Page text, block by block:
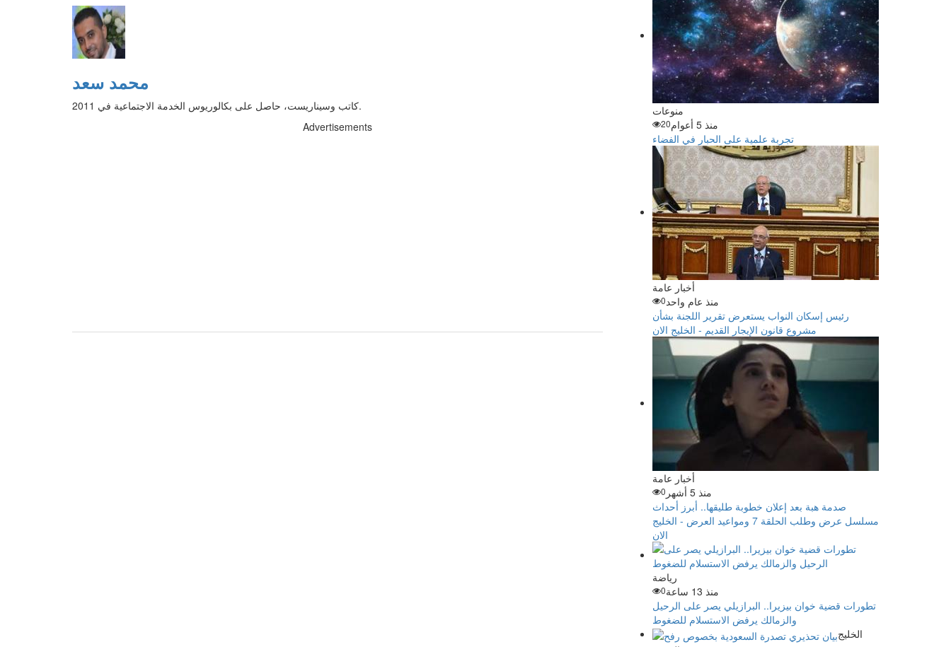
محمد سعد
كاتب وسيناريست، حاصل على بكالوريوس الخدمة الاجتماعية في 2011.
Advertisements
منوعات
منذ 5 أعوام
20
تجربة علمية على الحبار في الفضاء
أخبار عامة
منذ عام واحد0
رئيس إسكان النواب يستعرض تقرير اللجنة بشأن
مشروع قانون الإيجار القديم - الخليج الان
أخبار عامة
منذ 5 أشهر
0
صدمة هبة بعد إعلان خطوبة طليقها.. أبرز أحداث
مسلسل عرض وطلب الحلقة 7 ومواعيد العرض - الخليج
الان
رياضة
منذ 13 ساعة
0
تطورات قضية خوان بيزيرا.. البرازيلي يصر على الرحيل
والزمالك يرفض الاستسلام للضغوط
الخليج